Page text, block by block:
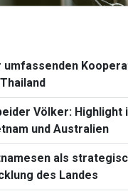
umfassenden
Völker: Highlight
und Australien
als
des Landes